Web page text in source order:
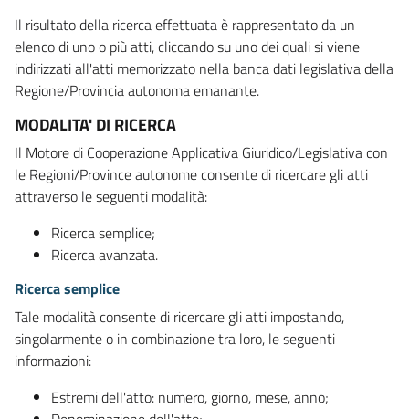
Il risultato della ricerca effettuata è rappresentato da un
elenco di uno o più atti, cliccando su uno dei quali si viene
indirizzati all'atti memorizzato nella banca dati legislativa della
Regione/Provincia autonoma emanante.
MODALITA' DI RICERCA
Il Motore di Cooperazione Applicativa Giuridico/Legislativa con
le Regioni/Province autonome consente di ricercare gli atti
attraverso le seguenti modalità:
Ricerca semplice;
Ricerca avanzata.
Ricerca semplice
Tale modalità consente di ricercare gli atti impostando,
singolarmente o in combinazione tra loro, le seguenti
informazioni:
Estremi dell'atto: numero, giorno, mese, anno;